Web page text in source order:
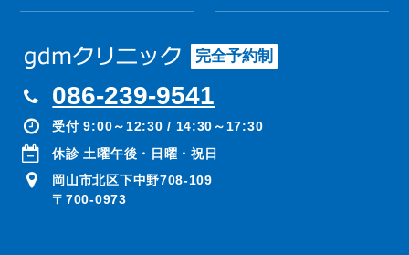
完全予約制
086-239-9541
受付 9:00～12:30 / 14:30～17:30
休診 土曜午後・日曜・祝日
岡山市北区下中野708-109
〒700-0973